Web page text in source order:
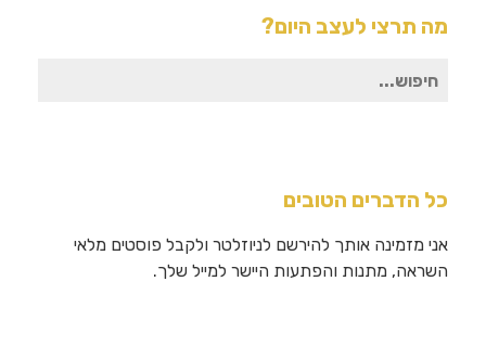
מה תרצי לעצב היום?
חיפוש
כל הדברים הטובים
אני מזמינה אותך להירשם לניוזלטר ולקבל פוסטים מלאי
השראה, מתנות והפתעות היישר למייל שלך.